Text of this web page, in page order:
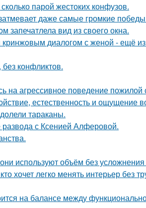
парой жестоких конфузов.
даже самые громкие
запечатлела вид из своего окна.
диалогом с женой - ещё
конфликтов.
на агрессивное поведение пожилой
естественность и ощущение
тараканы.
с Ксенией Алферовой.
используют объём без
хочет легко менять интерьер без
на балансе между